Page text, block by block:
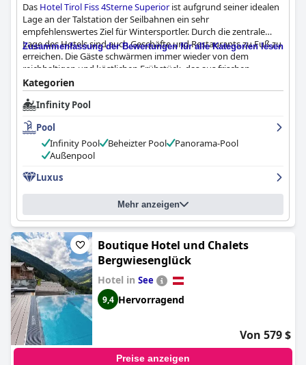
Das Hotel Tirol Fiss 4Sterne Superiorist aufgrund seiner idealen
Lage an der Talstation der Seilbahnen ein sehr
empfehlenswertes Ziel für Wintersportler. Durch die zentrale
Lage des Hotels sind auch Geschäfte und Restaurants zu Fuß zu
erreichen. Die Gäste schwärmen immer wieder von dem
reichhaltigen und köstlichen Frühstück, das aus frischen,
regionalen Zutaten besteht. Das Hotel bietet eine Reihe von gut
ausgestatteten und geschmackvoll eingerichteten Zimmern,
wobei die Alpine Suite ein besonderes Highlight ist. Das
Personal wird als super nett, aufmerksam und äußerst
freundlich beschrieben und bietet einen hervorragenden
Service. Der beeindruckende Spa-Bereich des Hotels,
einschließlich des Pools auf dem Dach, ist ein Muss für alle, die
bietet eine atemberaubende Aussicht und der beheizte
Außenpool wird sehr gelobt. Insgesamt bietet dasHotel Tirol
eine komfortable und attraktive
Unterkunft mit einem außergewöhnlichen und aufmerksamen
Service.
Zusammenfassung der Bewertungen für alle Kategorien lesen
Kategorien
Infinity Pool
Pool
Infinity Pool
Beheizter Pool
Panorama-Pool
Außenpool
Luxus
Mehr anzeigen
Boutique Hotel und Chalets
Bergwiesenglück
Hotel in See
9,4 Hervorragend
Von 579 $
Preise anzeigen